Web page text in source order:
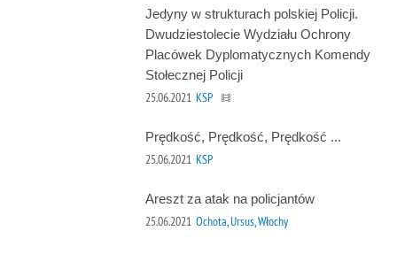
Jedyny w strukturach polskiej Policji.
Dwudziestolecie Wydziału Ochrony
Placówek Dyplomatycznych Komendy
Stołecznej Policji
25.06.2021 KSP
Prędkość, Prędkość, Prędkość ...
25.06.2021 KSP
Areszt za atak na policjantów
25.06.2021 Ochota, Ursus, Włochy